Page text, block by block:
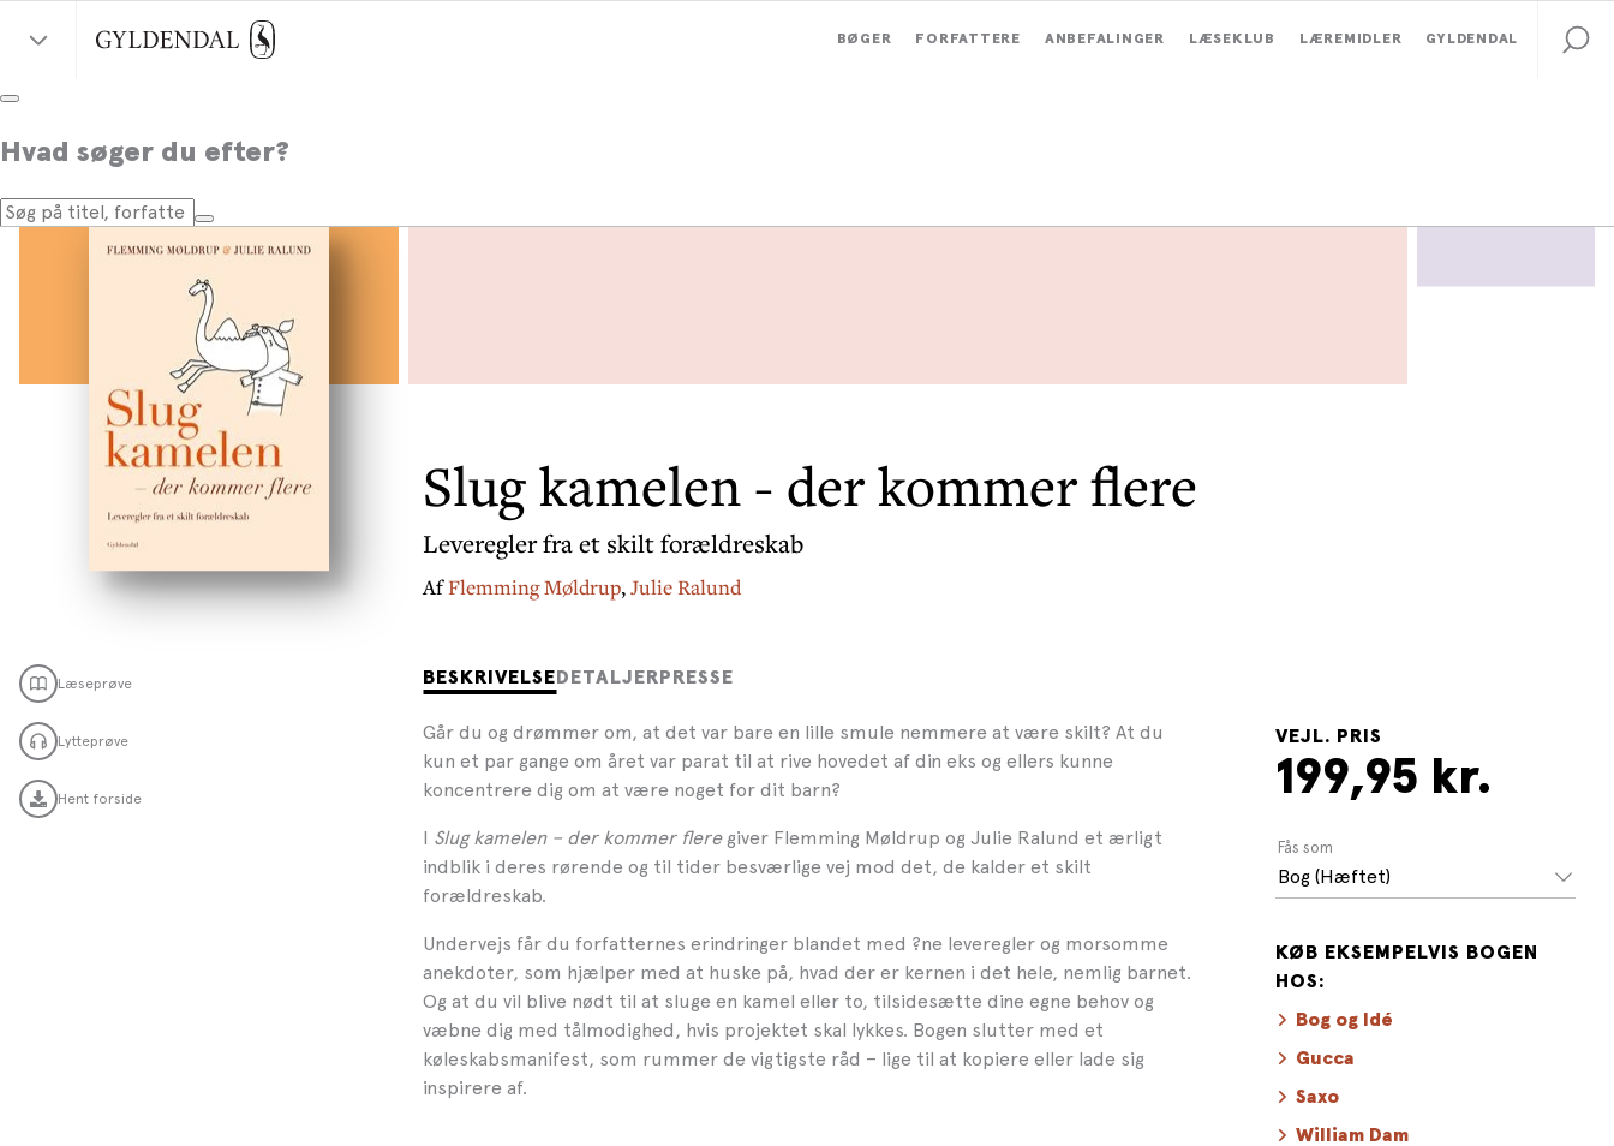
BØGER FORFATTERE ANBEFALINGER LÆSEKLUB LÆREMIDLER GYLDENDAL
Hvad søger du efter?
Slug kamelen - der kommer flere
Leveregler fra et skilt forældreskab
AfFlemming Møldrup,Julie Ralund
Læseprøve
Lytteprøve
Hent forside
BESKRIVELSE DETALJER PRESSE
Går du og drømmer om, at det var bare en lille smule nemmere at være skilt? At du
kun et par gange om året var parat til at rive hovedet af din eks og ellers kunne
koncentrere dig om at være noget for dit barn?
I Slug kamelen – der kommer fleregiver Flemming Møldrup og Julie Ralund et ærligt
indblik i deres rørende og til tider besværlige vej mod det, de kalder et skilt
forældreskab.
Undervejs får du forfatternes erindringer blandet med ?ne leveregler og morsomme
anekdoter, som hjælper med at huske på, hvad der er kernen i det hele, nemlig barnet.
Og at du vil blive nødt til at sluge en kamel eller to, tilsidesætte dine egne behov og
væbne dig med tålmodighed, hvis projektet skal lykkes. Bogen slutter med et
køleskabsmanifest, som rummer de vigtigste råd – lige til at kopiere eller lade sig
inspirere af.
VEJL. PRIS
199,95 kr.
Fås som
Bog (Hæftet)
KØB EKSEMPELVIS BOGEN
HOS:
Bog og Idé
Gucca
Saxo
William Dam